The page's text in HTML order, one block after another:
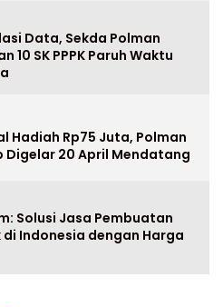
Data, Sekda Polman
10 SK PPPK Paruh Waktu
Hadiah Rp75 Juta, Polman
Digelar 20 April Mendatang
Solusi Jasa Pembuatan
Indonesia dengan Harga